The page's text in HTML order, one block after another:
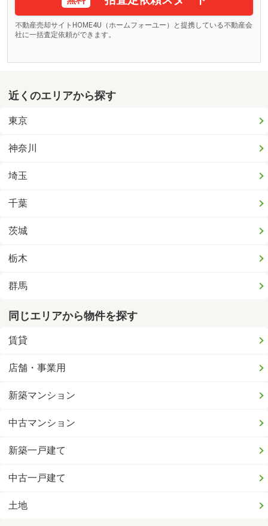
不動産売却サイトHOME4U（ホームフォーユー）と提携している不動産会
社に一括査定依頼ができます。
近くのエリアから探す
東京
神奈川
埼玉
千葉
茨城
栃木
群馬
同じエリアから物件を探す
賃貸
店舗・事業用
新築マンション
中古マンション
新築一戸建て
中古一戸建て
土地